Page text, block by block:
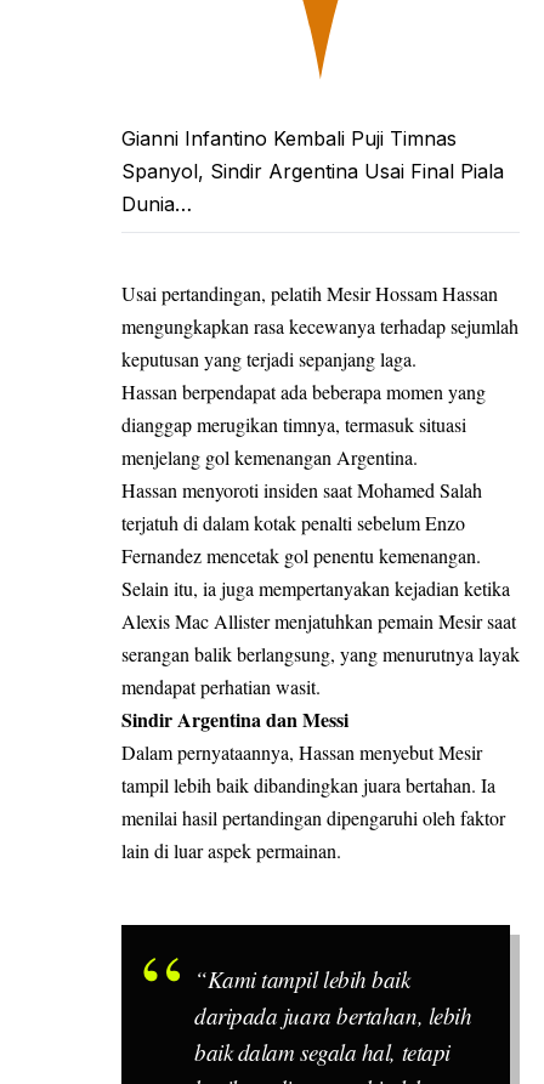
Gianni Infantino Kembali Puji Timnas
Spanyol, Sindir Argentina Usai Final Piala
Dunia…
Usai pertandingan, pelatih Mesir Hossam Hassan
mengungkapkan rasa kecewanya terhadap sejumlah
keputusan yang terjadi sepanjang laga.
Hassan berpendapat ada beberapa momen yang
dianggap merugikan timnya, termasuk situasi
menjelang gol kemenangan Argentina.
Hassan menyoroti insiden saat Mohamed Salah
terjatuh di dalam kotak penalti sebelum Enzo
Fernandez mencetak gol penentu kemenangan.
Selain itu, ia juga mempertanyakan kejadian ketika
Alexis Mac Allister menjatuhkan pemain Mesir saat
serangan balik berlangsung, yang menurutnya layak
mendapat perhatian wasit.
Sindir Argentina dan Messi
Dalam pernyataannya, Hassan menyebut Mesir
tampil lebih baik dibandingkan juara bertahan. Ia
menilai hasil pertandingan dipengaruhi oleh faktor
lain di luar aspek permainan.
“Kami tampil lebih baik
daripada juara bertahan, lebih
baik dalam segala hal, tetapi